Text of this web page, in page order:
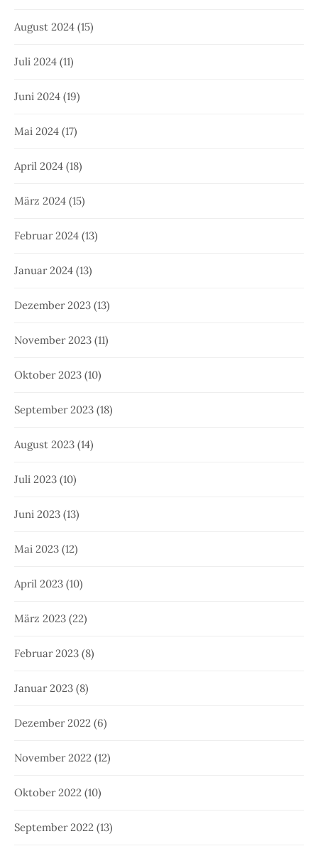
August 2024 (15)
Juli 2024 (11)
Juni 2024 (19)
Mai 2024 (17)
April 2024 (18)
März 2024 (15)
Februar 2024 (13)
Januar 2024 (13)
Dezember 2023 (13)
November 2023 (11)
Oktober 2023 (10)
September 2023 (18)
August 2023 (14)
Juli 2023 (10)
Juni 2023 (13)
Mai 2023 (12)
April 2023 (10)
März 2023 (22)
Februar 2023 (8)
Januar 2023 (8)
Dezember 2022 (6)
November 2022 (12)
Oktober 2022 (10)
September 2022 (13)